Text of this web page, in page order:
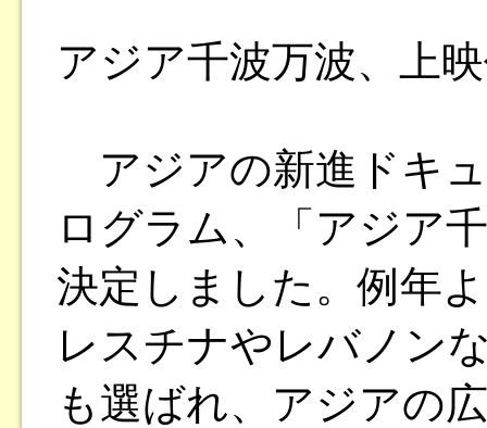
アジア千波万波、上
アジアの新進ドキ
ログラム、「アジア
決定しました。例年
レスチナやレバノン
も選ばれ、アジアの